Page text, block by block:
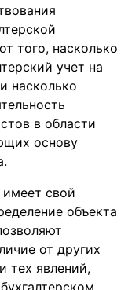
того, насколько
учет на
насколько
в области
основу
имеет свой
объекта
от других
тех явлений,